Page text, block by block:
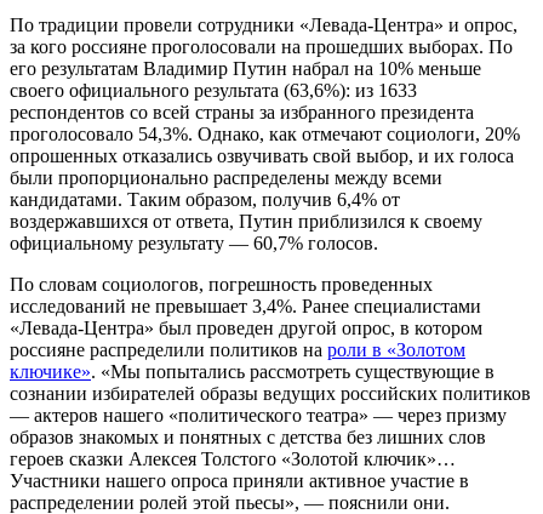
По традиции провели сотрудники «Левада-Центра» и опрос,
за кого россияне проголосовали на прошедших выборах. По
его результатам Владимир Путин набрал на 10% меньше
своего официального результата (63,6%): из 1633
респондентов со всей страны за избранного президента
проголосовало 54,3%. Однако, как отмечают социологи, 20%
опрошенных отказались озвучивать свой выбор, и их голоса
были пропорционально распределены между всеми
кандидатами. Таким образом, получив 6,4% от
воздержавшихся от ответа, Путин приблизился к своему
официальному результату — 60,7% голосов.
По словам социологов, погрешность проведенных
исследований не превышает 3,4%. Ранее специалистами
«Левада-Центра» был проведен другой опрос, в котором
россияне распределили политиков на роли в «Золотом
ключике». «Мы попытались рассмотреть существующие в
сознании избирателей образы ведущих российских политиков
— актеров нашего «политического театра» — через призму
образов знакомых и понятных с детства без лишних слов
героев сказки Алексея Толстого «Золотой ключик»…
Участники нашего опроса приняли активное участие в
распределении ролей этой пьесы», — пояснили они.